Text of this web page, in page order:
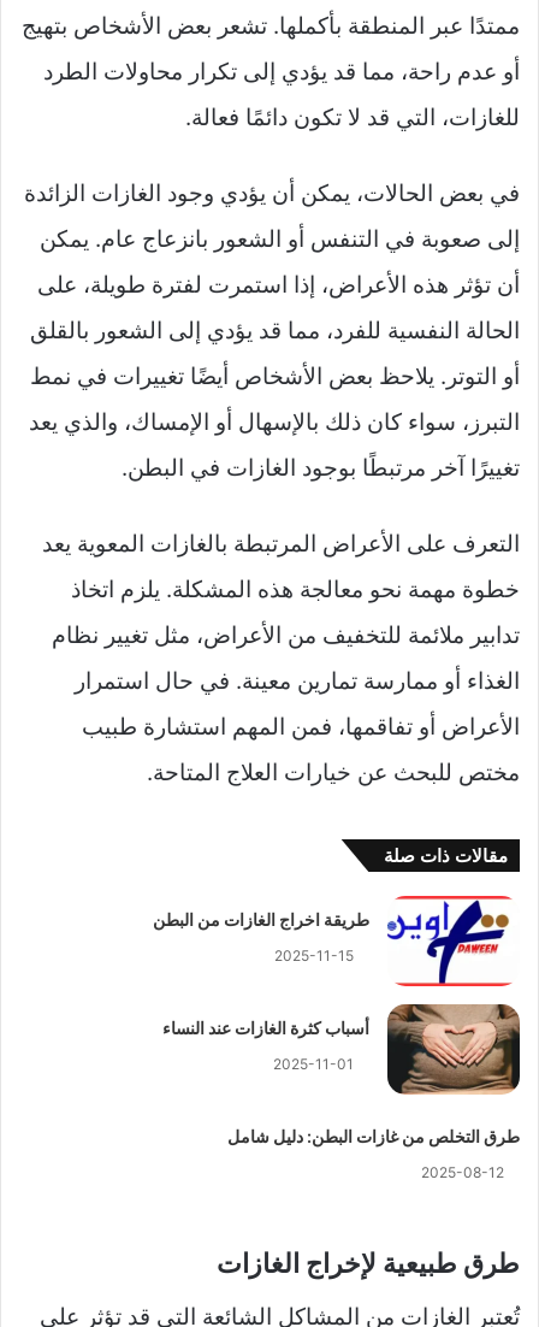
ممتدًا عبر المنطقة بأكملها. تشعر بعض الأشخاص بتهيج
أو عدم راحة، مما قد يؤدي إلى تكرار محاولات الطرد
للغازات، التي قد لا تكون دائمًا فعالة.
في بعض الحالات، يمكن أن يؤدي وجود الغازات الزائدة
إلى صعوبة في التنفس أو الشعور بانزعاج عام. يمكن
أن تؤثر هذه الأعراض، إذا استمرت لفترة طويلة، على
الحالة النفسية للفرد، مما قد يؤدي إلى الشعور بالقلق
أو التوتر. يلاحظ بعض الأشخاص أيضًا تغييرات في نمط
التبرز، سواء كان ذلك بالإسهال أو الإمساك، والذي يعد
تغييرًا آخر مرتبطًا بوجود الغازات في البطن.
التعرف على الأعراض المرتبطة بالغازات المعوية يعد
خطوة مهمة نحو معالجة هذه المشكلة. يلزم اتخاذ
تدابير ملائمة للتخفيف من الأعراض، مثل تغيير نظام
الغذاء أو ممارسة تمارين معينة. في حال استمرار
الأعراض أو تفاقمها، فمن المهم استشارة طبيب
مختص للبحث عن خيارات العلاج المتاحة.
مقالات ذات صلة
طريقة اخراج الغازات من البطن
2025-11-15
أسباب كثرة الغازات عند النساء
2025-11-01
طرق التخلص من غازات البطن: دليل شامل
2025-08-12
طرق طبيعية لإخراج الغازات
تُعتبر الغازات من المشاكل الشائعة التي قد تؤثر على